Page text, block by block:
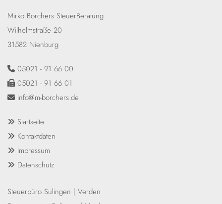
Mirko Borchers SteuerBeratung
Wilhelmstraße 20
31582 Nienburg
 05021 - 91 66 00
 05021 - 91 66 01
 info@m-borchers.de
 Startseite
 Kontaktdaten
 Impressum
 Datenschutz
Steuerbüro Sulingen | Verden